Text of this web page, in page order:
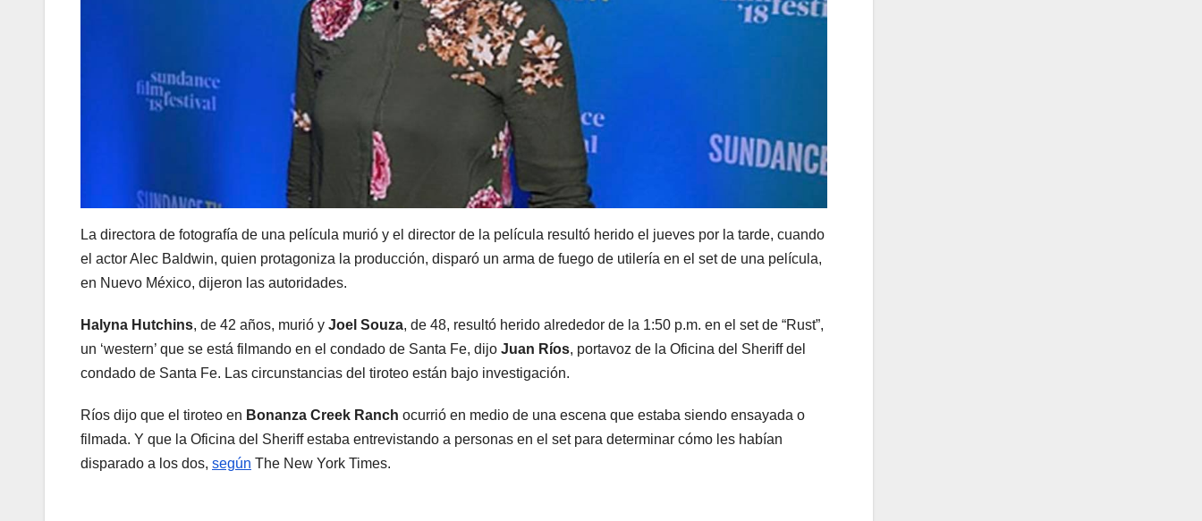
La directora de fotografía de una película murió y el director de la película resultó herido el jueves por la tarde, cuando
el actor Alec Baldwin, quien protagoniza la producción, disparó un arma de fuego de utilería en el set de una película,
en Nuevo México, dijeron las autoridades.
Halyna Hutchins, de 42 años, murió y Joel Souza, de 48, resultó herido alrededor de la 1:50 p.m. en el set de “Rust”,
un ‘western’ que se está filmando en el condado de Santa Fe, dijo Juan Ríos, portavoz de la Oficina del Sheriff del
condado de Santa Fe. Las circunstancias del tiroteo están bajo investigación.
Ríos dijo que el tiroteo en Bonanza Creek Ranch ocurrió en medio de una escena que estaba siendo ensayada o
filmada. Y que la Oficina del Sheriff estaba entrevistando a personas en el set para determinar cómo les habían
disparado a los dos, según The New York Times.